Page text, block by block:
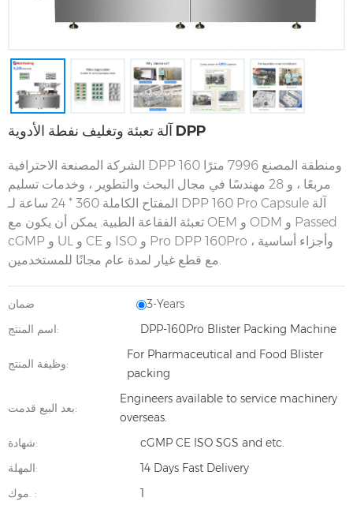
آلة تعبئة وتغليف نفطة الأدوية DPP
الشركة المصنعة الاحترافية DPP 160 ومنطقة المصنع 7996 مترًا
مربعًا ، و 28 مهندسًا في مجال البحث والتطوير ، وخدمات تسليم
المفتاح الكاملة 360 * 24 ساعة لـ DPP 160 Pro Capsule آلة
تعبئة الفقاعة الطبية. يمكن أن يكون مع OEM و ODM و Passed
cGMP و UL و CE و ISO و Pro DPP 160Pro ، وأجزاء أساسية
ضمان
3-Years
اسم المنتج:
DPP-160Pro Blister Packing Machine
وظيفة المنتج:
For Pharmaceutical and Food Blister
packing
بعد البيع قدمت:
Engineers available to service machinery
overseas.
شهادة:
cGMP CE ISO SGS and etc.
المهلة:
14 Days Fast Delivery
موك. :
1